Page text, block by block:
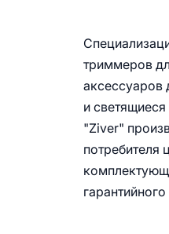
триммеров
аксессуаров
и
"Ziver"
потребителя